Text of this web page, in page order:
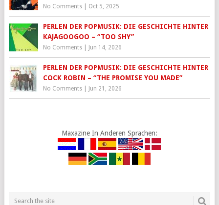
No Comments| Oct 5, 2025
PERLEN DER POPMUSIK: DIE GESCHICHTE HINTER
KAJAGOOGOO – “TOO SHY”
No Comments| Jun 14, 2026
PERLEN DER POPMUSIK: DIE GESCHICHTE HINTER
COCK ROBIN – “THE PROMISE YOU MADE”
No Comments| Jun 21, 2026
Maxazine In Anderen Sprachen: